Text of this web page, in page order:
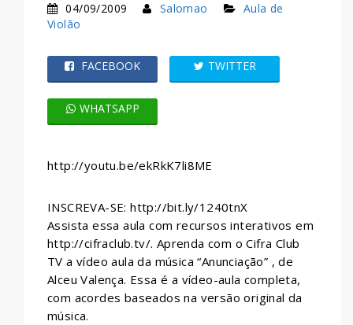
04/09/2009 Salomao
Aula de
Violão
FACEBOOK TWITTER
WHATSAPP
http://youtu.be/ekRkK7li8ME
INSCREVA-SE: http://bit.ly/1240tnX
Assista essa aula com recursos interativos em
http://cifraclub.tv/. Aprenda com o Cifra Club
TV a vídeo aula da música “Anunciação” , de
Alceu Valença. Essa é a vídeo-aula completa,
com acordes baseados na versão original da
música.